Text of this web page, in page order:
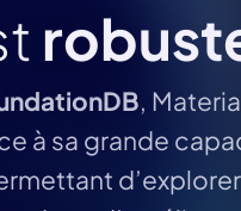
,
à sa grande